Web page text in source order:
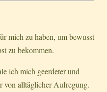
mich zu haben, um bewusst
zu bekommen.
ich mich geerdeter und
von alltäglicher Aufregung.